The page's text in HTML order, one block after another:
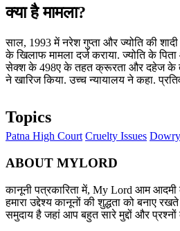
क्या है मामला?
साल, 1993 में नरेश गुप्ता और ज्योति की
के खिलाफ मामला दर्ज कराया. ज्योति के
सेक्श के 498ए के तहत क्रूरता और दहेज के
ने खारिज किया. उच्च न्यायालय ने कहा.
Topics
Patna High Court Cruelty Issues
ABOUT MYLORD
कानूनी पत्रकारिता में, My Lord आम
हमारा उद्देश्य कानूनों की शुद्धता को
समुदाय है जहां आप बहुत सारे मुद्दों और